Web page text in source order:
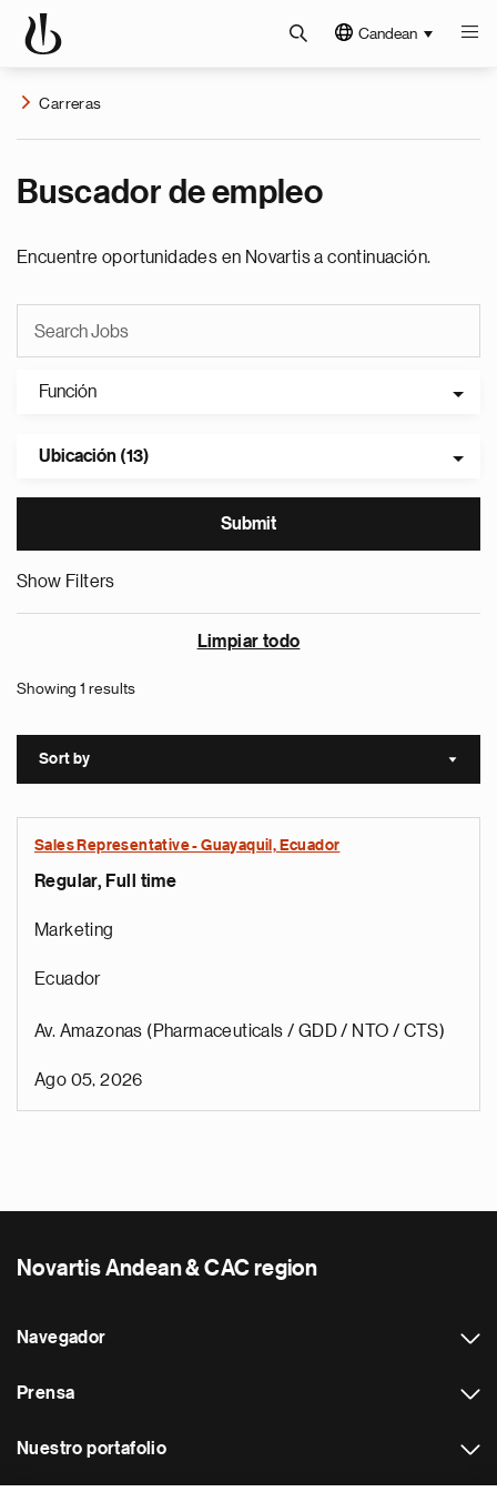
Candean
Carreras
Buscador de empleo
Encuentre oportunidades en Novartis a continuación.
Función
Ubicación (13)
Show Filters
Limpiar todo
Showing 1 results
Sort by Sort
Sales Representative - Guayaquil, Ecuador
Regular, Full time
Marketing
Ecuador
Av. Amazonas (Pharmaceuticals / GDD / NTO / CTS)
Ago 05, 2026
Novartis Andean & CAC region
Navegador
Prensa
Nuestro portafolio